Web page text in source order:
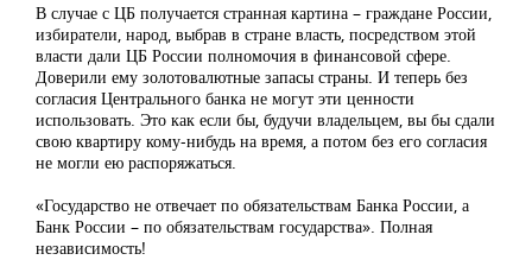
В случае с ЦБ получается странная картина – граждане России,
избиратели, народ, выбрав в стране власть, посредством этой
власти дали ЦБ России полномочия в финансовой сфере.
Доверили ему золотовалютные запасы страны. И теперь без
согласия Центрального банка не могут эти ценности
использовать. Это как если бы, будучи владельцем, вы бы сдали
свою квартиру кому-нибудь на время, а потом без его согласия
не могли ею распоряжаться.
«Государство не отвечает по обязательствам Банка России, а
Банк России – по обязательствам государства». Полная
независимость!